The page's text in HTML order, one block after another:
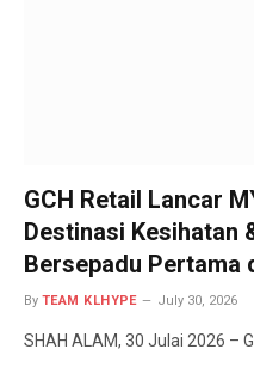
GCH Retail Lancar
Destinasi Kesihatan
Bersepadu Pertama
By TEAM KLHYPE July 30, 2026
SHAH ALAM, 30 Julai 2026 –